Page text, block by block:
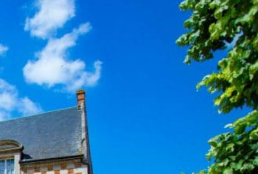
- SPORTIVE